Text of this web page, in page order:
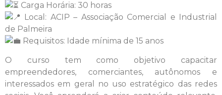
Carga Horária: 30 horas
Local: ACIP – Associação Comercial e Industrial
de Palmeira
Requisitos: Idade mínima de 15 anos
O curso tem como objetivo capacitar
empreendedores, comerciantes, autônomos e
interessados em geral no uso estratégico das redes